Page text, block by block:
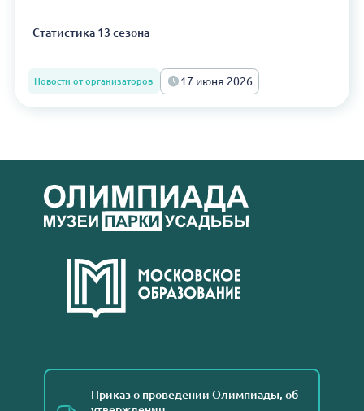
Статистика 13 сезона
Новости от организаторов 17 июня 2026
Приказ о проведении Олимпиады, об